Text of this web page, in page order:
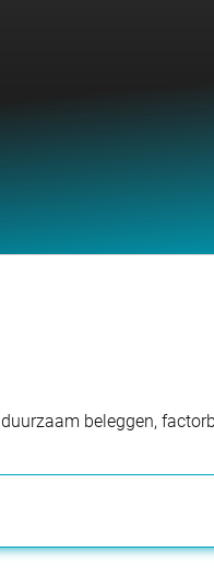
beleggen,